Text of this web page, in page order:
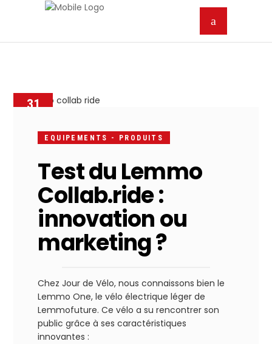
31
2026EQUIPEMENTS - PRODUITS
Test du Lemmo
Collab.ride :
innovation ou
marketing ?
Chez Jour de Vélo, nous connaissons bien le
Lemmo One, le vélo électrique léger de
Lemmofuture. Ce vélo a su rencontrer son
public grâce à ses caractéristiques
innovantes :